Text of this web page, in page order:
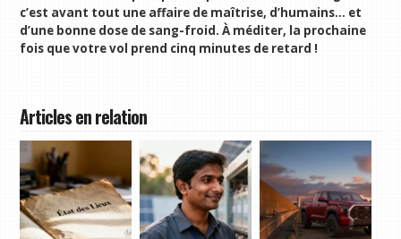
c’est avant tout une affaire de maîtrise, d’humains… et
d’une bonne dose de sang-froid. À méditer, la prochaine
fois que votre vol prend cinq minutes de retard !
Articles en relation